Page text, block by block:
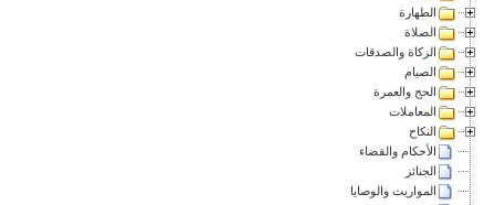
الطهارة
الصلاة
الزكاة والصدقات
الصيام
الحج والعمرة
المعاملات
النكاح
الأحكام والقضاء
الجنائز
المواريث والوصايا